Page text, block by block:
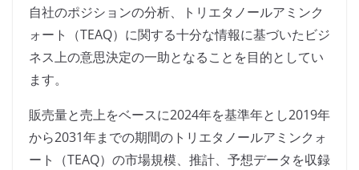
自社のポジションの分析、トリエタノールアミンク
ォート（TEAQ）に関する十分な情報に基づいたビジ
ネス上の意思決定の一助となることを目的としてい
ます。
販売量と売上をベースに2024年を基準年とし2019年
から2031年までの期間のトリエタノールアミンクォ
ート（TEAQ）の市場規模、推計、予想データを収録